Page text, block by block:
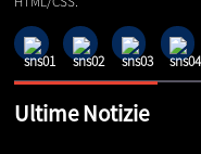
Ultime Notizie